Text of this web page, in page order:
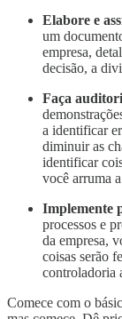
Elabore e
um
empresa,
decisão, a
Faça
a identificar
diminuir as
identificar
você arruma
Implemente
processos e
da empresa,
coisas serão
controladoria
Comece com o